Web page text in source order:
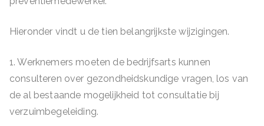
Hieronder vindt u de tien belangrijkste wijzigingen.
1. Werknemers moeten de bedrijfsarts kunnen
consulteren over gezondheidskundige vragen, los van
de al bestaande mogelijkheid tot consultatie bij
verzuimbegeleiding.